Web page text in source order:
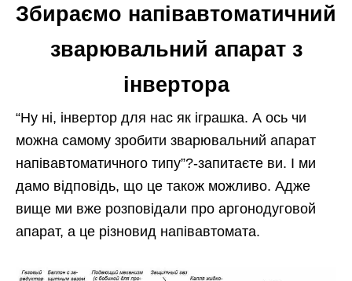
Збираємо напівавтоматичний
зварювальний апарат з
інвертора
“Ну ні, інвертор для нас як іграшка. А ось чи
можна самому зробити зварювальний апарат
напівавтоматичного типу”?-запитаєте ви. І ми
дамо відповідь, що це також можливо. Адже
вище ми вже розповідали про аргонодуговой
апарат, а це різновид напівавтомата.